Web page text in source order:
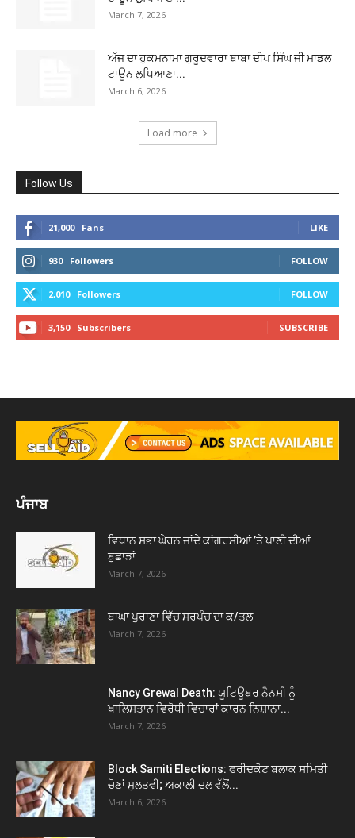
March 7, 2026
ਅੱਜ ਦਾ ਹੁਕਮਨਾਮਾ ਗੁਰੂਦਵਾਰਾ ਬਾਬਾ ਦੀਪ ਸਿੰਘ ਜੀ ਮਾਡਲ
ਟਾਊਨ ਲੁਧਿਆਣਾ...
March 6, 2026
Load more
Follow Us
21,000 Fans LIKE
930 Followers FOLLOW
2,010 Followers FOLLOW
3,150 Subscribers SUBSCRIBE
ਪੰਜਾਬ
ਵਿਧਾਨ ਸਭਾ ਘੇਰਨ ਜਾਂਦੇ ਕਾਂਗਰਸੀਆਂ ’ਤੇ ਪਾਣੀ ਦੀਆਂ
ਬੁਛਾੜਾਂ
March 7, 2026
ਬਾਘਾ ਪੁਰਾਣਾ ਵਿੱਚ ਸਰਪੰਚ ਦਾ ਕ/ਤਲ
March 7, 2026
Nancy Grewal Death: ਯੂਟਿਊਬਰ ਨੈਨਸੀ ਨੂੰ
ਖਾਲਿਸਤਾਨ ਵਿਰੋਧੀ ਵਿਚਾਰਾਂ ਕਾਰਨ ਨਿਸ਼ਾਨਾ...
March 7, 2026
Block Samiti Elections: ਫਰੀਦਕੋਟ ਬਲਾਕ ਸਮਿਤੀ
ਚੋਣਾਂ ਮੁਲਤਵੀ; ਅਕਾਲੀ ਦਲ ਵੱਲੋਂ...
March 6, 2026